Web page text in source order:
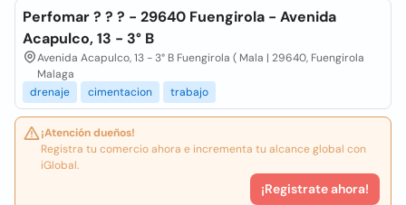
Perfomar ? ? ? - 29640 Fuengirola - Avenida
Acapulco, 13 - 3° B
Avenida Acapulco, 13 - 3° B Fuengirola ( Mala | 29640, Fuengirola
Malaga
drenaje
cimentacion trabajo
¡Atención dueños!
Registra tu comercio ahora e incrementa tu alcance global con
iGlobal.
¡Registrate ahora!